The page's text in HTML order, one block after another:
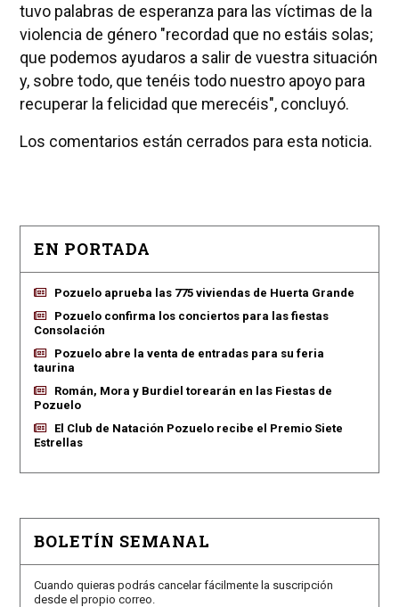
tuvo palabras de esperanza para las víctimas de la
violencia de género "recordad que no estáis solas;
que podemos ayudaros a salir de vuestra situación
y, sobre todo, que tenéis todo nuestro apoyo para
recuperar la felicidad que merecéis", concluyó.
Los comentarios están cerrados para esta noticia.
EN PORTADA
Pozuelo aprueba las 775 viviendas de Huerta Grande
Pozuelo confirma los conciertos para las fiestas
Consolación
Pozuelo abre la venta de entradas para su feria
taurina
Román, Mora y Burdiel torearán en las Fiestas de
Pozuelo
El Club de Natación Pozuelo recibe el Premio Siete
Estrellas
BOLETÍN SEMANAL
Cuando quieras podrás cancelar fácilmente la suscripción
desde el propio correo.